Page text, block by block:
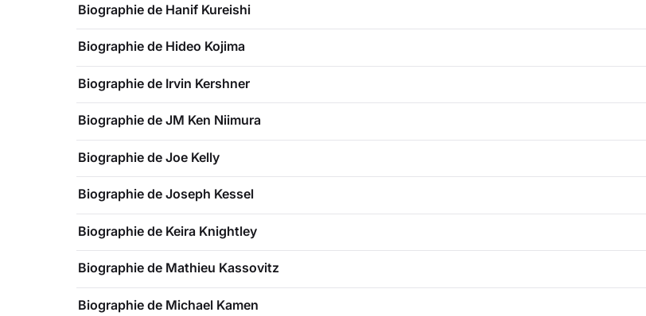
Biographie de Hanif Kureishi
Biographie de Hideo Kojima
Biographie de Irvin Kershner
Biographie de JM Ken Niimura
Biographie de Joe Kelly
Biographie de Joseph Kessel
Biographie de Keira Knightley
Biographie de Mathieu Kassovitz
Biographie de Michael Kamen